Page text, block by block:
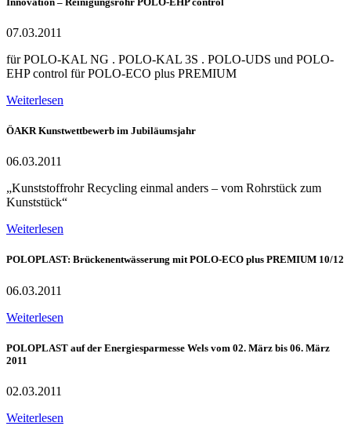
07.03.2011
für POLO-KAL NG . POLO-KAL 3S . POLO-UDS und POLO-
EHP control für POLO-ECO plus PREMIUM
Weiterlesen
ÖAKR Kunstwettbewerb im Jubiläumsjahr
06.03.2011
„Kunststoffrohr Recycling einmal anders – vom Rohrstück zum
Kunststück“
Weiterlesen
POLOPLAST: Brückenentwässerung mit POLO-ECO plus PREMIUM 10/12
06.03.2011
Weiterlesen
POLOPLAST auf der Energiesparmesse Wels vom 02. März bis 06. März
2011
02.03.2011
Weiterlesen